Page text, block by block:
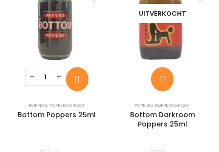
POPPERS, POPPERS GROOT
Bottom Poppers 25ml
UITVERKOCHT
POPPERS, POPPERS GROOT
Bottom Darkroom
Poppers 25ml